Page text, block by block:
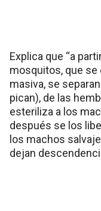
Explica que “a
mosquitos, que se
masiva, se
pican), de las
esteriliza a los
después se los
los machos
dejan